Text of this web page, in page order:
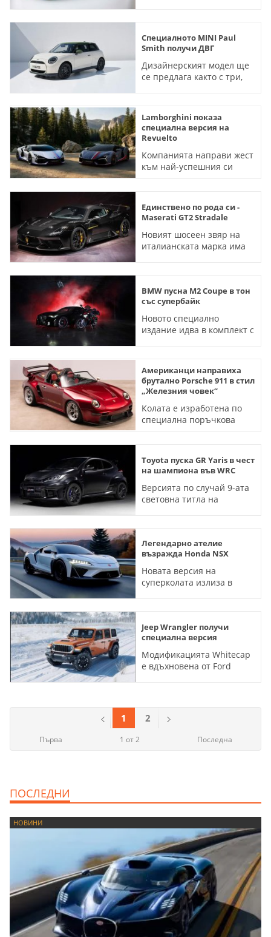
Специалното MINI Paul
Smith получи ДВГ
Дизайнерският модел ще
се предлага както с три,
Lamborghini показа
специална версия на
Revuelto
Компанията направи жест
към най-успешния си
Единствено по рода си -
Maserati GT2 Stradale
Новият шосеен звяр на
италианската марка има
BMW пусна M2 Coupe в тон
със супербайк
Новото специално
издание идва в комплект с
Американци направиха
брутално Porsche 911 в стил
„Железния човек“
Колата е изработена по
специална поръчкова
Toyota пуска GR Yaris в чест
на шампиона във WRC
Версията по случай 9-ата
световна титла на
Легендарно ателие
възражда Honda NSX
Новата версия на
суперколата излиза в
Jeep Wrangler получи
специална версия
Модификацията Whitecap
е вдъхновена от Ford
1 от 2 Последна
1 2
Първа
ПОСЛЕДНИ
НОВИНИ